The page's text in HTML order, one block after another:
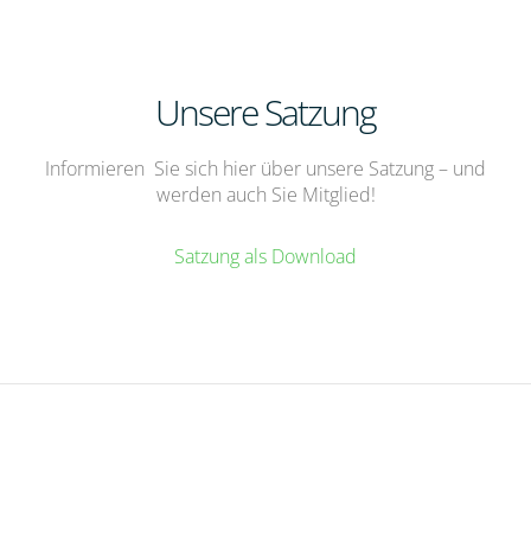
Unsere Satzung
Informieren Sie sich hier über unsere Satzung – und
werden auch Sie Mitglied!
Satzung als Download